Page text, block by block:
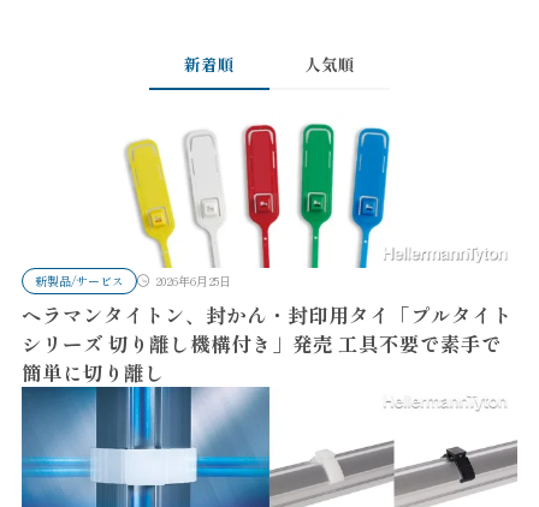
新着順 人気順
新製品/サービス 2026年6月25日
ヘラマンタイトン、封かん・封印用タイ「プルタイト
シリーズ 切り離し機構付き」発売 工具不要で素手で
簡単に切り離し